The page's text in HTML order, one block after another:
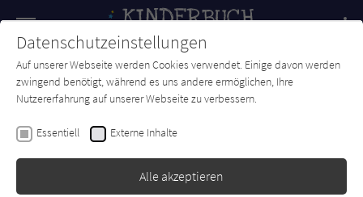
SUCHE Forum Charts Newsletter
Markus Spang
Wer knackt die
Weihnachtsnuss?
Datenschutzeinstellungen
Auf unserer Webseite werden Cookies verwendet. Einige davon werden
zwingend benötigt, während es uns andere ermöglichen, Ihre
Nutzererfahrung auf unserer Webseite zu verbessern.
Essentiell Externe Inhalte
Alle akzeptieren